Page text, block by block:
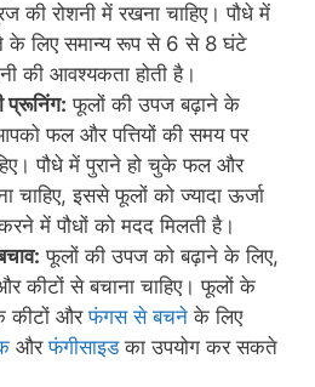
की रोशनी में रखना चाहिए। पौधे में
लिए समान्य रूप से 6 से 8 घंटे
की आवश्यकता होती है।
प्रूनिंग: फूलों की उपज बढ़ाने के
फल और पत्तियों की समय पर
पौधे में पुराने हो चुके फल और
चाहिए, इससे फूलों को ज्यादा ऊर्जा
में पौधों को मदद मिलती है।
फूलों की उपज को बढ़ाने के लिए,
कीटों से बचाना चाहिए। फूलों के
कीटों औरफंगस से बचने के लिए
औरफंगीसाइडका उपयोग कर सकते